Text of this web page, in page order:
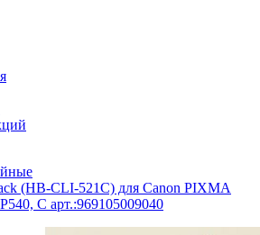
(HB-CLI-521C) для Canon PIXMA
C арт.:969105009040